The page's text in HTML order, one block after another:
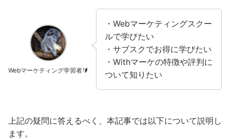
Webマーケティング学習者🔰
・Webマーケティングスクー
ルで学びたい
・サブスクでお得に学びたい
・Withマーケの特徴や評判に
ついて知りたい
上記の疑問に答えるべく、本記事では以下について説明し
ます。